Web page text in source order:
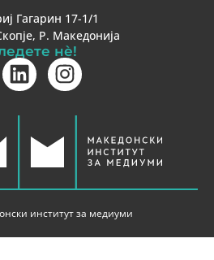
Гагарин 17-1/1
Р. Македонија
нè!
институт за медиуми